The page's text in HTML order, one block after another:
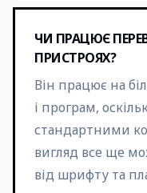
ЧИ ПРАЦЮЄ
ПРИСТРОЯХ?
Він працює на
і програм,
стандартними
вигляд все ще
від шрифту та